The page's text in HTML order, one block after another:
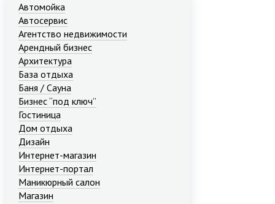
Автомойка
Автосервис
Агентство недвижимости
Арендный бизнес
Архитектура
База отдыха
Баня / Сауна
Бизнес “под ключ”
Гостиница
Дом отдыха
Дизайн
Интернет-магазин
Интернет-портал
Маникюрный салон
Магазин